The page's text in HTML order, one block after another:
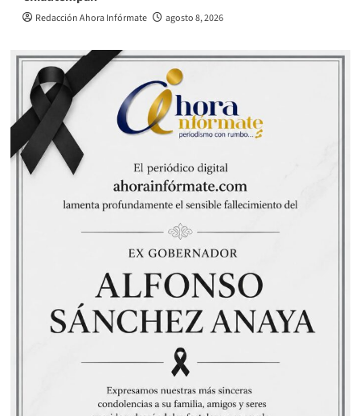
Redacción Ahora Infórmate agosto 8, 2026